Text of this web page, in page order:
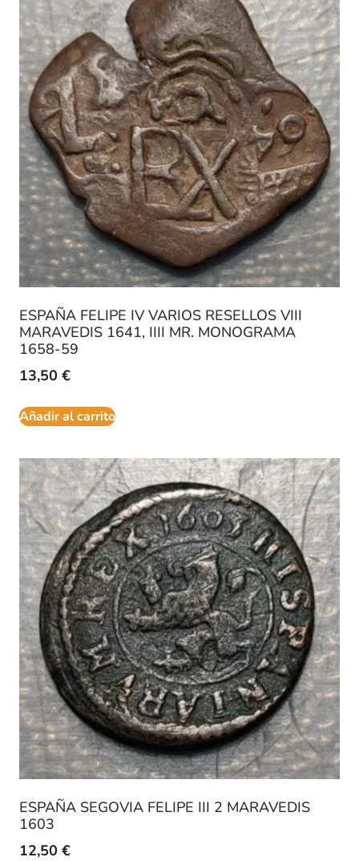
ESPAÑA FELIPE IV VARIOS RESELLOS VIII
MARAVEDIS 1641, IIII MR. MONOGRAMA
1658-59
13,50 €
Añadir al carrito
ESPAÑA SEGOVIA FELIPE III 2 MARAVEDIS
1603
12,50 €